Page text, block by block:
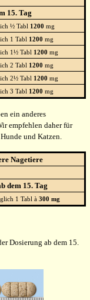
15. Tag
½ Tabl 1200 mg
1 Tabl 1200 mg
1½ Tabl 1200 mg
2 Tabl 1200 mg
2½ Tabl 1200 mg
3 Tabl 1200 mg
ein anderes
empfehlen daher für
und Katzen.
Nagetiere
dem 15. Tag
1 Tabl à 300 mg
Dosierung ab dem 15.